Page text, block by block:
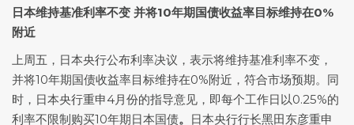
日本维持基准利率不变 并将10年期国债收益率目标维持在0%
附近
上周五，日本央行公布利率决议，表示将维持基准利率不变，
并将10年期国债收益率目标维持在0%附近，符合市场预期。同
时，日本央行重申4月份的指导意见，即每个工作日以0.25%的
利率不限制购买10年期日本国债。
日本央行行长黑田东彦重申